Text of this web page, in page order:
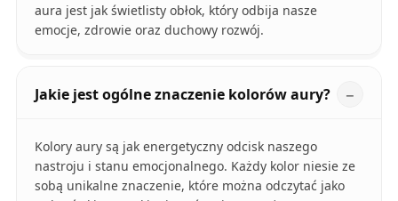
aura jest jak świetlisty obłok, który odbija nasze
emocje, zdrowie oraz duchowy rozwój.
Jakie jest ogólne znaczenie kolorów aury?
Kolory aury są jak energetyczny odcisk naszego
nastroju i stanu emocjonalnego. Każdy kolor niesie ze
sobą unikalne znaczenie, które można odczytać jako